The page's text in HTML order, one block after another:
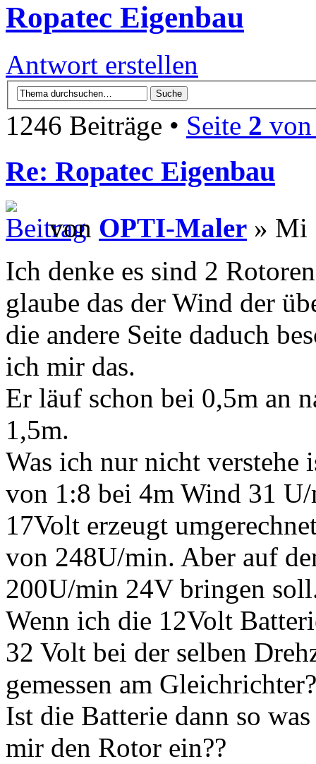
Ropatec Eigenbau
Antwort erstellen
1246 Beiträge • Seite 2
Re: Ropatec Eigenbau
von OPTI-Maler » Mi
Ich denke es sind 2
glaube das der Wind der
die andere Seite daduch
ich mir das.
Er läuf schon bei 0,5m an
1,5m.
Was ich nur nicht verstehe
von 1:8 bei 4m Wind 31
17Volt erzeugt
von 248U/min. Aber auf
200U/min 24V bringen
Wenn ich die 12Volt
32 Volt bei der selben
gemessen am
Ist die Batterie dann so
mir den Rotor ein??